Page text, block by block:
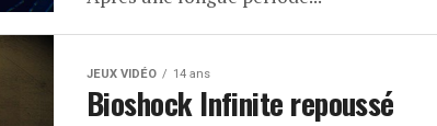
JEUX VIDÉO 14 ans
Bioshock Infinite repoussé